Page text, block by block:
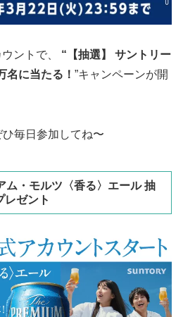
ントで、
“【抽選】 サントリー
名に当たる！ ”キャンペーンが開
ひ毎日参加してね〜
ム・モルツ〈香る〉エール 抽
レゼント